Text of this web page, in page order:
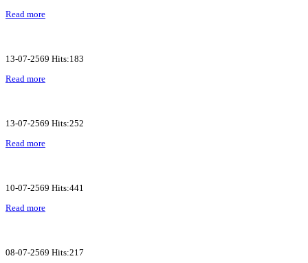
Read more
13-07-2569 Hits:183
Read more
13-07-2569 Hits:252
Read more
10-07-2569 Hits:441
Read more
08-07-2569 Hits:217